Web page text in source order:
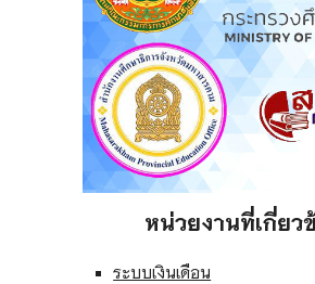
หน่วยงานที่เกี่ยว
ระบบเงินเดือน